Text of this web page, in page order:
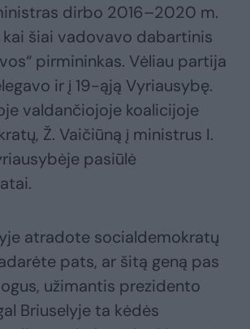
dirbo 2016–2020 m.
šiai vadovavo dabartinis
pirmininkas. Vėliau partija
ir į 19-ąją Vyriausybę.
valdančiojoje koalicijoje
Ž. Vaičiūną į ministrus I.
pasiūlė
atradote socialdemokratų
pats, ar šitą geną pas
užimantis prezidento
Briuselyje ta kėdės